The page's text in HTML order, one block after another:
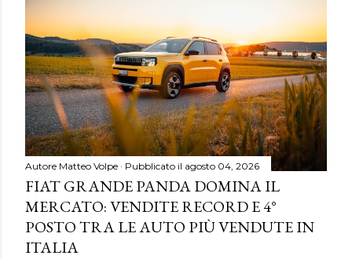
Autore Matteo Volpe Pubblicato il agosto 04, 2026
FIAT GRANDE PANDA DOMINA IL
MERCATO: VENDITE RECORD E 4°
POSTO TRA LE AUTO PIÙ VENDUTE IN
ITALIA